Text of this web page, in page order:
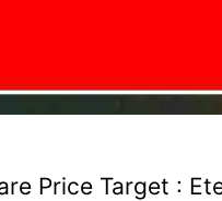
Price Target :